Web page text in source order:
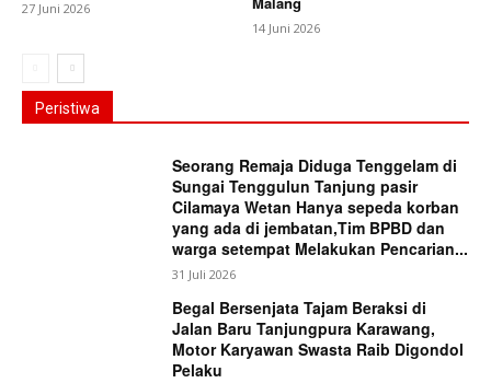
27 Juni 2026
14 Juni 2026
Peristiwa
Seorang Remaja Diduga Tenggelam di
Sungai Tenggulun Tanjung pasir
Cilamaya Wetan Hanya sepeda korban
yang ada di jembatan,Tim BPBD dan
warga setempat Melakukan Pencarian...
31 Juli 2026
Begal Bersenjata Tajam Beraksi di
Jalan Baru Tanjungpura Karawang,
Motor Karyawan Swasta Raib Digondol
Pelaku